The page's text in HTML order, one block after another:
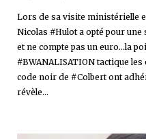
Lors de sa visite ministérielle
Nicolas #Hulot a opté pour
et ne compte pas un euro...la
#BWANALISATION tactique
code noir de #Colbert ont
révèle...